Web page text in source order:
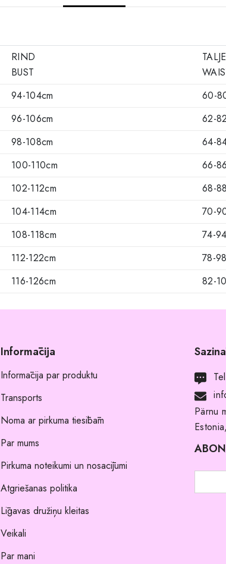
RIND
BUST
TALJE
94-104cm 60-
96-106cm 62-
98-108cm 64-
100-110cm 66-
102-112cm 68-
104-114cm 70-
108-118cm 74-
112-122cm 78-
116-126cm 82-
Informācija
Informācija par produktu
Transports
Noma ar pirkuma tiesībām
Par mums
Pirkuma noteikumi un nosacījumi
Atgriešanas politika
Līgavas družiņu kleitas
Veikali
Par mani
Pärnu